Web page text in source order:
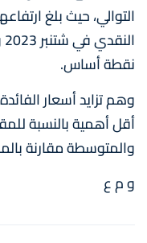
التوالي، حيث بلغ
نقطة أساس.
وهم تزايد أسعار
أقل أهمية بالنسبة
والمتوسطة مقارنة
و م ع